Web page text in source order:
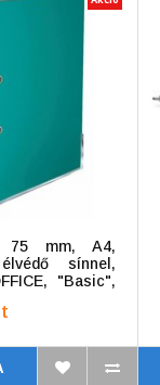
75 mm, A4,
sínnel,
"Basic",